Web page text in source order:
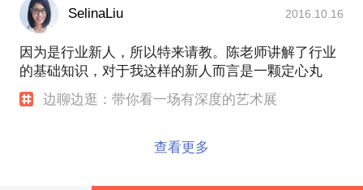
SelinaLiu 2016.10.16
因为是行业新人，所以特来请教。陈老师讲解了行业
的基础知识，对于我这样的新人而言是一颗定心丸
边聊边逛：带你看一场有深度的艺术展
查看更多